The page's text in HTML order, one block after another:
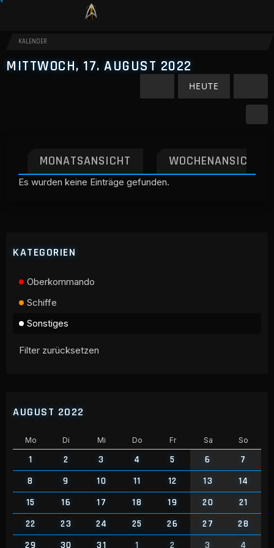
KALENDER
MITTWOCH, 17. AUGUST 2022
HEUTE
MONATSANSICHT WOCHENANSICHT
Es wurden keine Einträge gefunden.
KATEGORIEN
Oberkommando
Schiffe
Sonstiges
Filter zurücksetzen
AUGUST 2022
Mo Di Mi Do Fr Sa So
1 2 3 4 5 6
7
8
9 10 11 12 13
14
15
16 17 18 19 20
21
22
23 24 25 26 27
28
29
30 31 1 2 3 4